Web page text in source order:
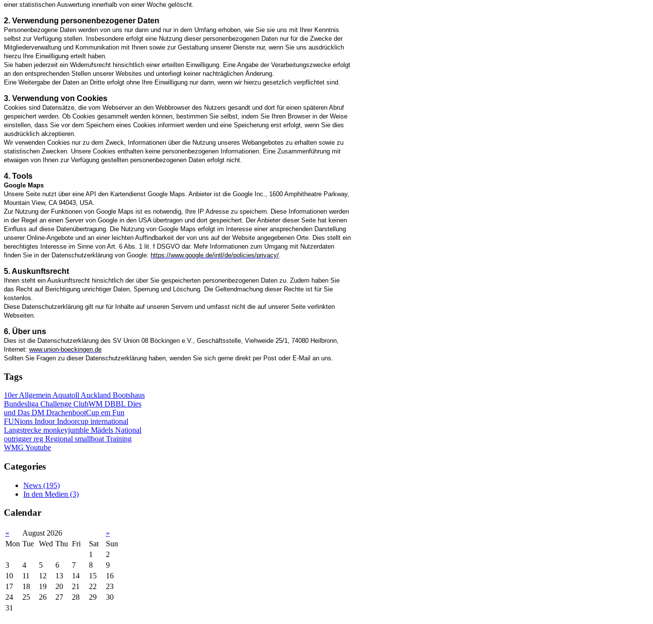
einer statistischen Auswertung innerhalb von einer Woche gelöscht.
2. Verwendung personenbezogener Daten
Personenbezogene Daten werden von uns nur dann und nur in dem Umfang erhoben, wie Sie sie uns mit Ihrer Kenntnis
selbst zur Verfügung stellen. Insbesondere erfolgt eine Nutzung dieser personenbezogenen Daten nur für die Zwecke der
Mitgliederverwaltung und Kommunikation mit Ihnen sowie zur Gestaltung unserer Dienste nur, wenn Sie uns ausdrücklich
hierzu Ihre Einwilligung erteilt haben.
Sie haben jederzeit ein Widerrufsrecht hinsichtlich einer erteilten Einwilligung. Eine Angabe der Verarbeitungszwecke erfolgt
an den entsprechenden Stellen unserer Websites und unterliegt keiner nachträglichen Änderung.
Eine Weitergabe der Daten an Dritte erfolgt ohne Ihre Einwilligung nur dann, wenn wir hierzu gesetzlich verpflichtet sind.
3. Verwendung von Cookies
Cookies sind Datensätze, die vom Webserver an den Webbrowser des Nutzers gesandt und dort für einen späteren Abruf
gespeichert werden. Ob Cookies gesammelt werden können, bestimmen Sie selbst, indem Sie Ihren Browser in der Weise
einstellen, dass Sie vor dem Speichern eines Cookies informiert werden und eine Speicherung erst erfolgt, wenn Sie dies
ausdrücklich akzeptieren.
Wir verwenden Cookies nur zu dem Zweck, Informationen über die Nutzung unseres Webangebotes zu erhalten sowie zu
statistischen Zwecken. Unsere Cookies enthalten keine personenbezogenen Informationen. Eine Zusammenführung mit
etwaigen von Ihnen zur Verfügung gestellten personenbezogenen Daten erfolgt nicht.
4. Tools
Google Maps
Unsere Seite nutzt über eine API den Kartendienst Google Maps. Anbieter ist die Google Inc., 1600 Amphitheatre Parkway,
Mountain View, CA 94043, USA.
Zur Nutzung der Funktionen von Google Maps ist es notwendig, Ihre IP Adresse zu speichern. Diese Informationen werden
in der Regel an einen Server von Google in den USA übertragen und dort gespeichert. Der Anbieter dieser Seite hat keinen
Einfluss auf diese Datenübertragung. Die Nutzung von Google Maps erfolgt im Interesse einer ansprechenden Darstellung
unserer Online-Angebote und an einer leichten Auffindbarkeit der von uns auf der Website angegebenen Orte. Dies stellt ein
berechtigtes Interesse im Sinne von Art. 6 Abs. 1 lit. f DSGVO dar. Mehr Informationen zum Umgang mit Nutzerdaten
finden Sie in der Datenschutzerklärung von Google: https://www.google.de/intl/de/policies/privacy/
5. Auskunftsrecht
Ihnen steht ein Auskunftsrecht hinsichtlich der über Sie gespeicherten personenbezogenen Daten zu. Zudem haben Sie
das Recht auf Berichtigung unrichtiger Daten, Sperrung und Löschung. Die Geltendmachung dieser Rechte ist für Sie
kostenlos.
Diese Datenschutzerklärung gilt nur für Inhalte auf unseren Servern und umfasst nicht die auf unserer Seite verlinkten
Webseiten.
6. Über uns
Dies ist die Datenschutzerklärung des SV Union 08 Böckingen e.V., Geschäftsstelle, Viehweide 25/1, 74080 Heilbronn,
Internet: www.union-boeckingen.de
Sollten Sie Fragen zu dieser Datenschutzerklärung haben, wenden Sie sich gerne direkt per Post oder E-Mail an uns.
Tags
10erAllgemein Aquatoll Auckland Bootshaus
Bundesliga Challenge ClubWM DBBL Dies
und Das DM DrachenbootCup em Fun
FUNions IndoorIndoorcup international
Langstrecke monkeyjumble Mädels National
outriggerreg Regional smallboat Training
WMG Youtube
Categories
News (195)
In den Medien (3)
Calendar
« August 2026
»
Mon Tue Wed Thu Fri Sat
Sun
1
2
3
4 5 6 7 8
9
10
11 12 13 14 15
16
17
18 19 20 21 22
23
24
25 26 27 28 29
30
31